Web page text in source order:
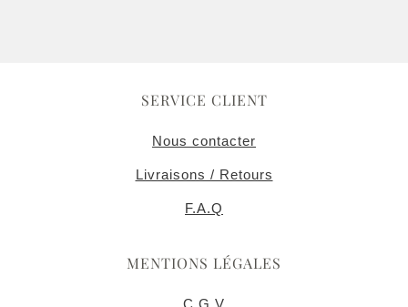
SERVICE CLIENT
Nous contacter
Livraisons / Retours
F.A.Q
MENTIONS LÉGALES
C.G.V